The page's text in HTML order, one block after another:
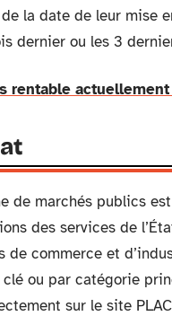
la date de leur mise
dernier ou les 3
rentable
de marchés publics
des services de
de commerce et
clé ou par catégorie
sur le site